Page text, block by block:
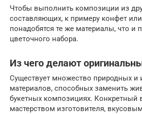
Чтобы выполнить композиции из
составляющих, к примеру конфет
понадобятся те же материалы, что и
цветочного набора.
Из чего делают
Существует множество природных и
материалов, способных заменить
букетных композициях. Конкретный
мастерством изготовителя,